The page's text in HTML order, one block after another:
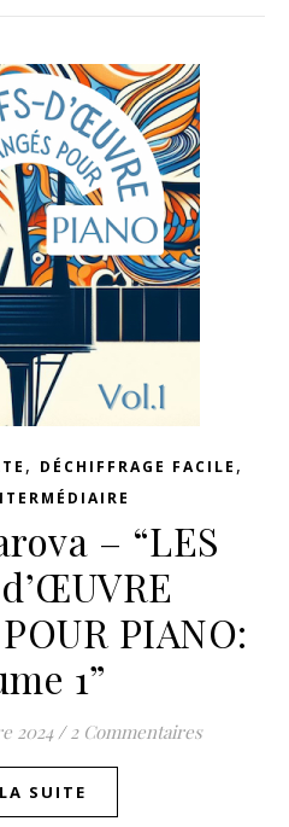
, DÉCHIFFRAGE FACILE ,
– “LES
PIANO:
1”
2024 / 2 Commentaires
SUITE